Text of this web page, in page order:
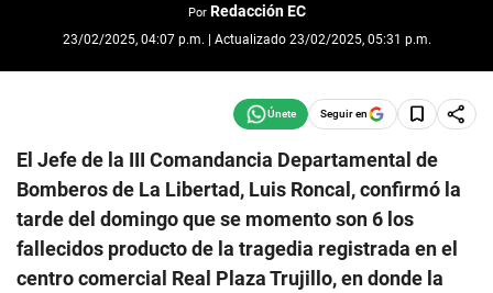
Por Redacción EC
23/02/2025, 04:07 p.m. | Actualizado 23/02/2025, 05:31 p.m.
Seguir en
El Jefe de la III Comandancia Departamental de
Bomberos de La Libertad, Luis Roncal, confirmó la
tarde del domingo que se momento son 6 los
fallecidos producto de la tragedia registrada en el
centro comercial Real Plaza Trujillo, en donde la